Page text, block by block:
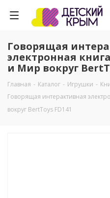
Говорящая
электронная
и Мир вокруг
Главная - Каталог - Игрушки -
Говорящая интерактивная
вокруг BertToys FD141